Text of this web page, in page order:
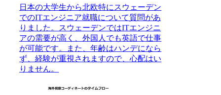
日本の大学生から北欧特にスウェーデン
でのITエンジニア就職について質問があ
りました。スウェーデンではITエンジニ
アの需要が高く、外国人でも英語で仕事
が可能です。また、年齢はハンデになら
ず、経験が重視されますので、心配はい
りません。